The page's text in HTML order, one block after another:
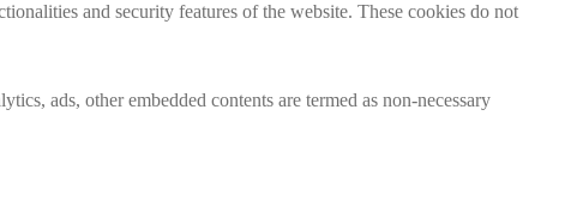
and security features of the website. These cookies do not
ads, other embedded contents are termed as non-necessary